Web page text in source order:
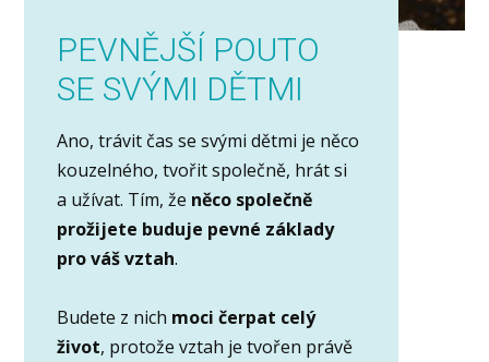
PEVNĚJŠÍ POUTO
SE SVÝMI DĚTMI
Ano, trávit čas se svými dětmi je něco
kouzelného, tvořit společně, hrát si
a užívat. Tím, že něco společně
prožijete buduje pevné základy
pro váš vztah.
Budete z nich moci čerpat celý
život, protože vztah je tvořen právě